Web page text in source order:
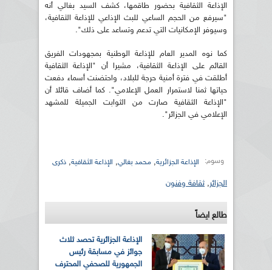
الإذاعة الثقافية بحضور طاقمها، كشف السيد بغالي أنه
"سيرفع من الحجم الساعي للبث الإذاعي للإذاعة الثقافية،
وسيوفر الإمكانيات التي تدعم وتساعد على ذلك".
كما نوه المدير العام للإذاعة الوطنية بمجهودات الفريق
القائم على الإذاعة الثقافية، مشيرا أن "الإذاعة الثقافية
أطلقت في فترة أمنية حرجة للبلاد، واحتضنت أسماء دفعت
حياتها ثمنا لاستمرار العمل الإعلامي". كما أضاف قائلا أن
"الإذاعة الثقافية صارت من الثوابت الجميلة للمشهد
الإعلامي في الجزائر".
وسوم: الإذاعة الجزائرية, محمد بغالي, الإذاعة الثقافية, ذكرى
الجزائر, ثقافة وفنون
طالع ايضاً
الإذاعة الجزائرية تحصد ثلاث
جوائز في مسابقة رئيس
الجمهورية للصحفي المحترف